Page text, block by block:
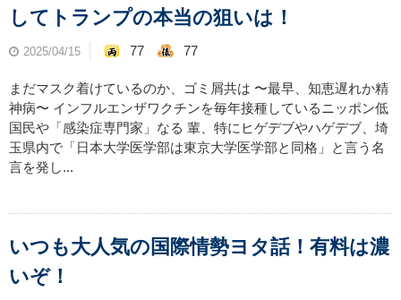
してトランプの本当の狙いは！
2025/04/15 77 77
まだマスク着けているのか、ゴミ屑共は 〜最早、知恵遅れか精
神病〜 インフルエンザワクチンを毎年接種しているニッポン低
国民や「感染症専門家」なる 輩、特にヒゲデブやハゲデブ、埼
玉県内で「日本大学医学部は東京大学医学部と同格」と言う名
言を発し...
いつも大人気の国際情勢ヨタ話！有料は濃
いぞ！